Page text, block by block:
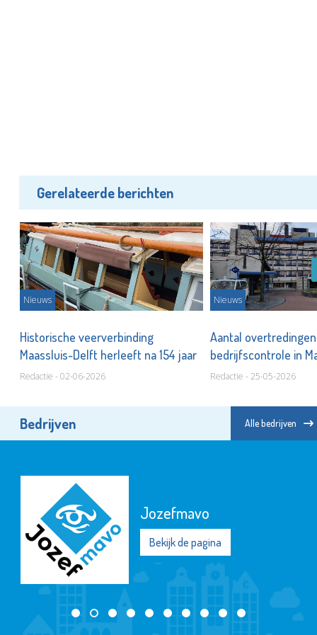
Gerelateerde berichten
Nieuws
Historische veerverbinding
Maassluis-Delft herleeft na 154 jaar
Redactie - 02-06-2026
Nieuws
Aantal
bedrijfscontrole in
Redactie - 25-05-2026
Bedrijven Alle bedrijven
Jozefmavo
Bekijk de pagina